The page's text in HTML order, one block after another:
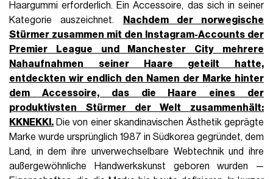
Haargummi erforderlich. Ein Accessoire, das sich in seiner
Kategorie auszeichnet.
Nachdem der norwegische
Stürmer zusammen mit den Instagram-Accounts der
Premier League und Manchester City mehrere
Nahaufnahmen seiner Haare geteilt hatte,
entdeckten wir endlich den Namen der Marke hinter
dem Accessoire, das die Haare eines der
produktivsten Stürmer der Welt zusammenhält:
KKNEKKI. Die von einer skandinavischen Ästhetik geprägte
Marke wurde ursprünglich 1987 in Südkorea gegründet, dem
Land, in dem ihre unverwechselbare Webtechnik und ihre
außergewöhnliche Handwerkskunst geboren wurden —